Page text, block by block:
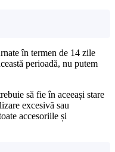
în termen de 14 zile
perioadă, nu putem
să fie în aceeași stare
excesivă sau
accesoriile și